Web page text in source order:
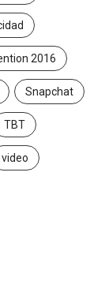
2016
Snapchat
TBT
video